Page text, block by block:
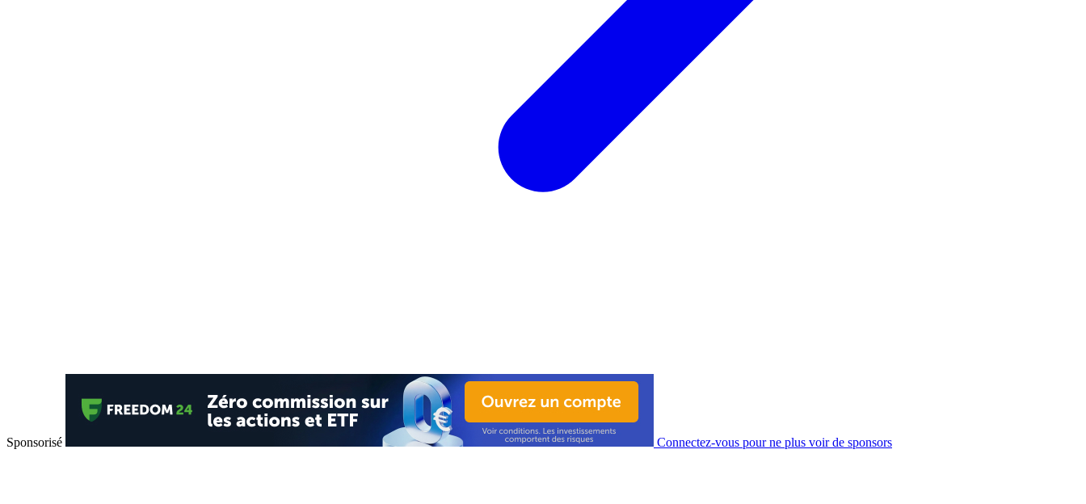
Sponsorisé Connectez-vous pour ne plus voir de sponsors